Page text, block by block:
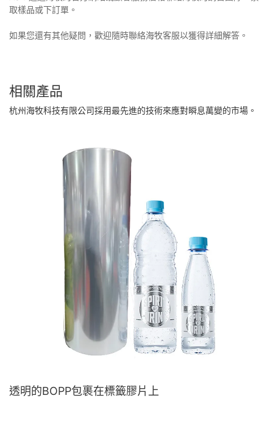
取樣品或下訂單。
如果您還有其他疑問，歡迎隨時聯絡海牧客服以獲得詳細解答。
相關產品
杭州海牧科技有限公司採用最先進的技術來應對瞬息萬變的市場。
透明的BOPP包裹在標籤膠片上